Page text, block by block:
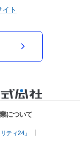
イト
について
ティ24」